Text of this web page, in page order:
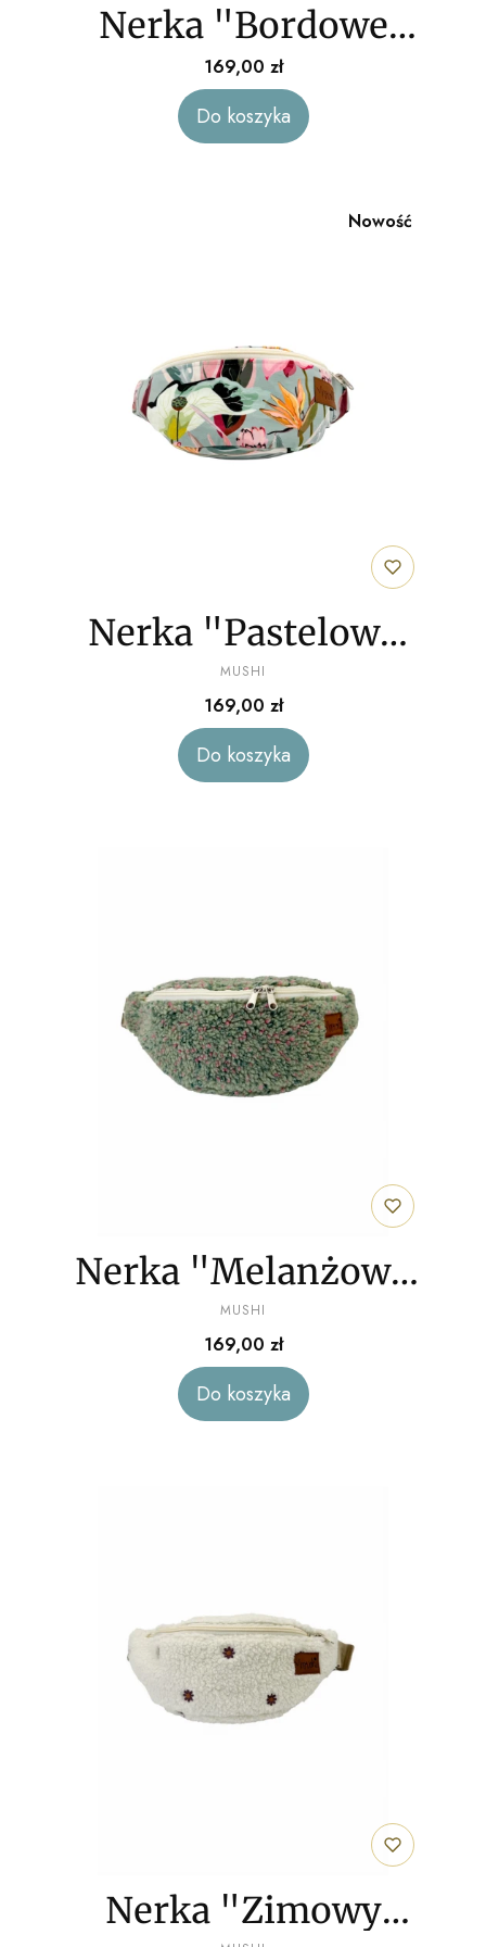
Nerka "Bordowe
kwiaty" baranek
Cena
169,00 zł
Do koszyka
Nowość
Nerka "Pastelowe
kwiaty" welur
PRODUCENT
MUSHI
Cena
169,00 zł
Do koszyka
Nerka "Melanżowy
baranek"
PRODUCENT
MUSHI
Cena
169,00 zł
Do koszyka
Nerka "Zimowy
PRODUCENT